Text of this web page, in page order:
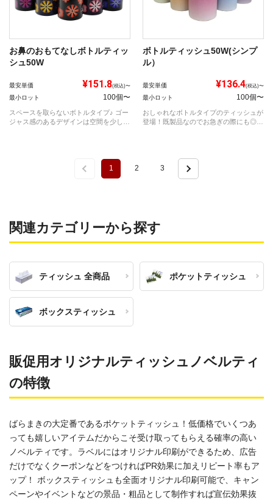
お鼻のおもてなしボトルティッ
シュ50W
最安単価 ¥151.8(税込)〜
最小ロット 100個〜
スペースを取らないボトルタイプ♪ ゴー
ジャス感のあるデザインは空間を少しお
ボトルティッシュ50W(シンプ
ル）
最安単価 ¥136.4(税込)〜
最小ロット 100個〜
おしゃれなボトルタイプのティッシュが
登場！既製品なのでお急ぎの際にも◎少
1 2 3
関連カテゴリーから探す
ティッシュ 全商品 ポケットティッシュ
ボックスティッシュ
販促用オリジナルティッシュノベルティ
の特徴
ばらまきの大定番であるポケットティッシュ！低価格でいくつあ
っても嬉しいアイテムだからこそ受け取ってもらえる確率の高い
ノベルティです。ラベルにはオリジナル印刷ができるため、広告
だけでなくクーポンなどをつければPR効果に加えリピート率もア
ップ！ ボックスティッシュも全面オリジナル印刷可能で、キャン
ペーンやイベントなどの景品・粗品として制作すれば宣伝効果抜